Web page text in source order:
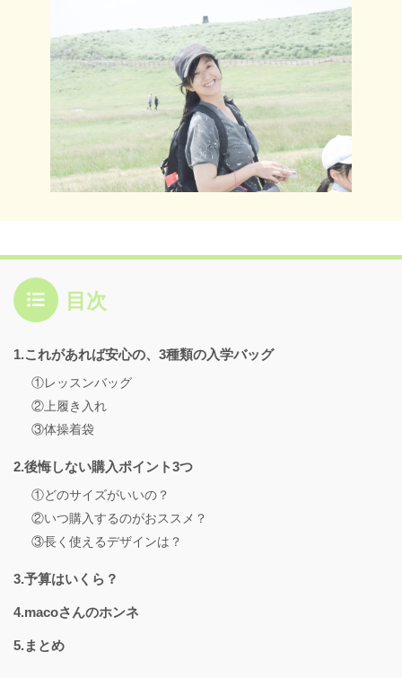
目次
1.これがあれば安心の、3種類の入学バッグ
①レッスンバッグ
②上履き入れ
③体操着袋
2.後悔しない購入ポイント3つ
①どのサイズがいいの？
②いつ購入するのがおススメ？
③長く使えるデザインは？
3.予算はいくら？
4.macoさんのホンネ
5.まとめ